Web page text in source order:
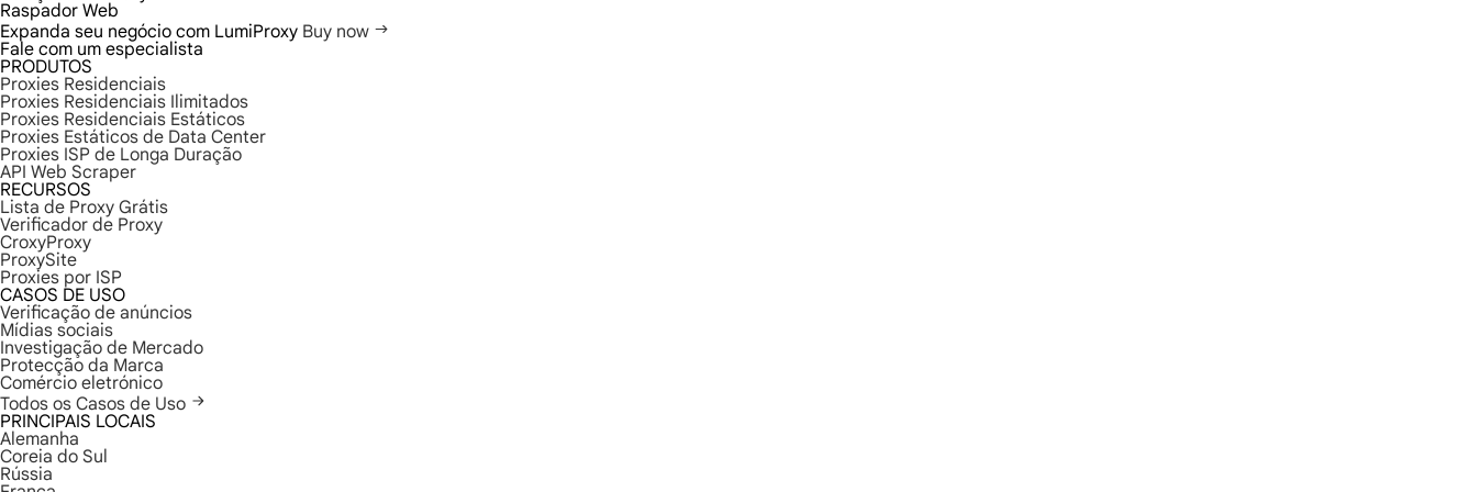
Raspador Web
Expanda seu negócio com LumiProxy Buy now
Fale com um especialista
PRODUTOS
Proxies Residenciais
Proxies Residenciais Ilimitados
Proxies Residenciais Estáticos
Proxies Estáticos de Data Center
Proxies ISP de Longa Duração
API Web Scraper
RECURSOS
Lista de Proxy Grátis
Verificador de Proxy
CroxyProxy
ProxySite
Proxies por ISP
CASOS DE USO
Verificação de anúncios
Mídias sociais
Investigação de Mercado
Protecção da Marca
Comércio eletrónico
Todos os Casos de Uso
PRINCIPAIS LOCAIS
Alemanha
Coreia do Sul
Rússia